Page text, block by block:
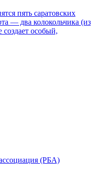
пять саратовских
— два колокольчика (из
особый,
(РБА)